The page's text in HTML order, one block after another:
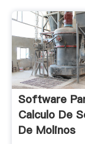
Software
Calculo De
De Molinos